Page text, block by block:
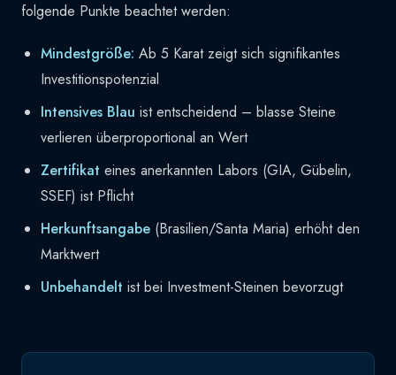
folgende Punkte beachtet werden:
Mindestgröße: Ab 5 Karat zeigt sich signifikantes
Investitionspotenzial
Intensives Blau ist entscheidend – blasse Steine
verlieren überproportional an Wert
Zertifikat eines anerkannten Labors (GIA, Gübelin,
SSEF) ist Pflicht
Herkunftsangabe (Brasilien/Santa Maria) erhöht den
Marktwert
Unbehandelt ist bei Investment-Steinen bevorzugt